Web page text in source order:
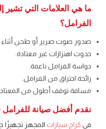
ما هي العلامات التي
الفرامل؟
صدور صوت صرير أو طحن أثناء
حدوث اهتزازات غير معتادة.
دواسة الفرامل ناعمة.
رائحة احتراق من الفرامل.
مسافة توقف أطول من المعتاد.
نقدم أفضل صيانة
في كراج سيارات المجهز تجهيزًا